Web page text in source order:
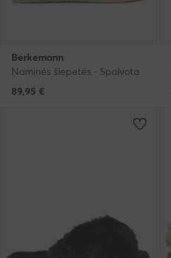
Berkemann
Naminės šlepetės · Spalvota
89,95 €